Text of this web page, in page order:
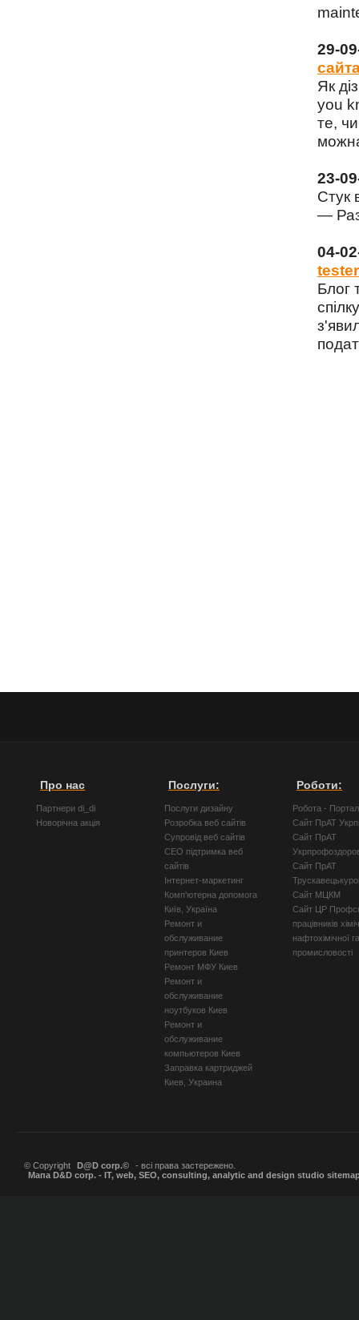
29-
Як
you
те,
23-
Стук
—
04-
tester
Блог
Про нас
Партнери di_di
Новорічна акція
Послуги:
Послуги дизайну
Розробка веб сайтів
Супровід веб сайтів
СЕО підтримка веб
сайтів
Інтернет-маркетинг
Комп'ютерна допомога
Київ, Україна
Ремонт и
обслуживание
принтеров Киев
Ремонт МФУ Киев
Ремонт и
обслуживание
ноутбуков Киев
Ремонт и
обслуживание
компьютеров Киев
Заправка картриджей
Киев, Украина
Роботи:
Робота -
Сайт ПрАТ
Сайт ПрАТ
Сайт ПрАТ
Сайт МЦКМ
Сайт ЦР
працівників
нафтохімічної
промисловості
© Copyright D@D corp.©
- всі права застережено.
Мапа D&D corp. - IT, web, SEO, consulting, analytic and design studio